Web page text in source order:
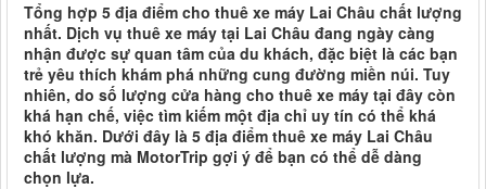
Tổng hợp 5 địa điểm cho thuê xe máy Lai Châu chất lượng
nhất. Dịch vụ thuê xe máy tại Lai Châu đang ngày càng
nhận được sự quan tâm của du khách, đặc biệt là các bạn
trẻ yêu thích khám phá những cung đường miền núi. Tuy
nhiên, do số lượng cửa hàng cho thuê xe máy tại đây còn
khá hạn chế, việc tìm kiếm một địa chỉ uy tín có thể khá
khó khăn. Dưới đây là 5 địa điểm thuê xe máy Lai Châu
chất lượng mà MotorTrip gợi ý để bạn có thể dễ dàng
chọn lựa.